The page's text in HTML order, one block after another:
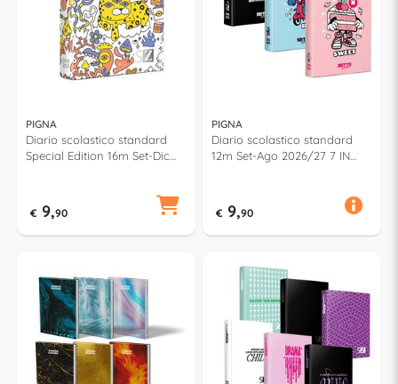
PIGNA
Diario scolastico standard
Special Edition 16m Set-Dic
€ 9,90
PIGNA
Diario scolastico standard
12m Set-Ago 2026/27 7 IN
€ 9,90